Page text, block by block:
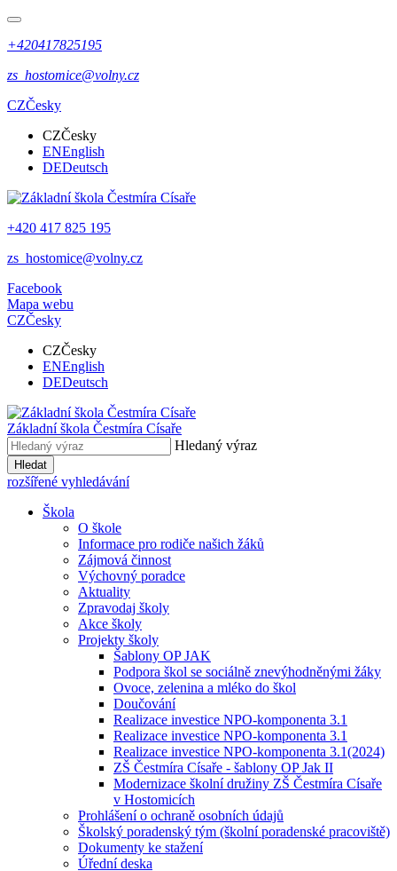
+420417825195
zs_hostomice@volny.cz
CZČesky
CZČesky
ENEnglish
DEDeutsch
+420 417 825 195
zs_hostomice@volny.cz
Facebook
Mapa webu
CZČesky
CZČesky
ENEnglish
DEDeutsch
Základní škola Čestmíra Císaře
Hledaný výraz
Hledat
rozšířené vyhledávání
Škola
O škole
Informace pro rodiče našich žáků
Zájmová činnost
Výchovný poradce
Aktuality
Zpravodaj školy
Akce školy
Projekty školy
Šablony OP JAK
Podpora škol se sociálně znevýhodněnými žáky
Ovoce, zelenina a mléko do škol
Doučování
Realizace investice NPO-komponenta 3.1
Realizace investice NPO-komponenta 3.1
Realizace investice NPO-komponenta 3.1(2024)
ZŠ Čestmíra Císaře - šablony OP Jak II
Modernizace školní družiny ZŠ Čestmíra Císaře
v Hostomicích
Prohlášení o ochraně osobních údajů
Školský poradenský tým (školní poradenské pracoviště)
Dokumenty ke stažení
Úřední deska